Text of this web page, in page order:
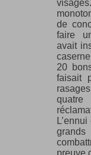
de
faire
avait
20
faisait
preuve